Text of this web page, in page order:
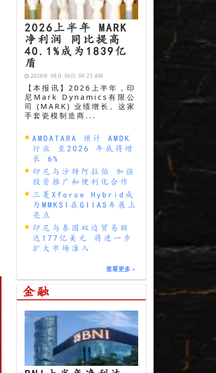
2026上半年 MARK
净利润 同比提高
40.1%成为1839亿
盾
2026年 08月 06日 04:23 AM
【本报讯】2026上半年，印
尼Mark Dynamics有限公
司 (MARK) 业绩增长。这家
手套瓷模制造商...
AMDATARA 预计 AMDK
行业 至2026 年底将增
长 6%
印尼与沙特阿拉伯 加强
投资推广和便利化合作
三菱Xforce Hybrid成
为MMKSI在GIIAS车展上
亮点
印尼与泰国双边贸易额
达177亿美元 将进一步
扩大市场准入
查看更多 »
金融